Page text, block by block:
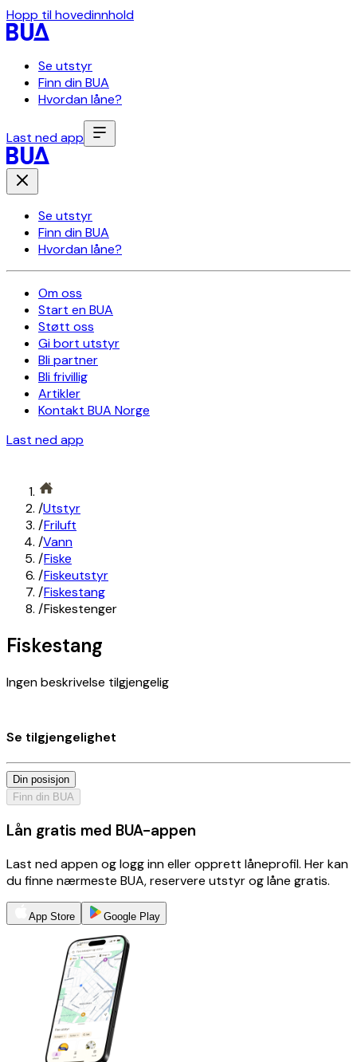
Hopp til hovedinnhold
Se utstyr
Finn din BUA
Hvordan låne?
Last ned app
Se utstyr
Finn din BUA
Hvordan låne?
Om oss
Start en BUA
Støtt oss
Gi bort utstyr
Bli partner
Bli frivillig
Artikler
Kontakt BUA Norge
Last ned app
/Utstyr
/Friluft
/Vann
/Fiske
/Fiskeutstyr
/Fiskestang
/Fiskestenger
Fiskestang
Ingen beskrivelse tilgjengelig
Se tilgjengelighet
Din posisjon
Finn din BUA
Lån gratis med BUA-appen
Last ned appen og logg inn eller opprett låneprofil. Her kan
du finne nærmeste BUA, reservere utstyr og låne gratis.
App Store Google Play